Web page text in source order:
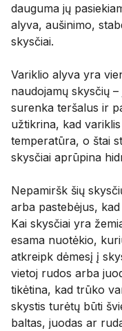
dauguma jų
alyva, aušinimo,
skysčiai.
Variklio alyva yra
naudojamų skysčių
surenka teršalus ir
užtikrina, kad
temperatūra, o štai
skysčiai aprūpina
Nepamiršk šių
arba pastebėjus,
Kai skysčiai yra
esama nuotėkio,
atkreipk dėmesį į
vietoj rudos arba
tikėtina, kad trūko
skystis turėtų būti
baltas, juodas ar